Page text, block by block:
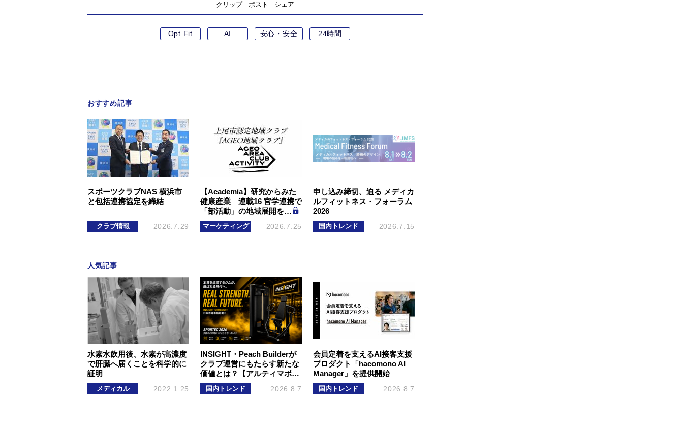
クリップ ポスト シェア
Opt Fit AI 安心・安全 24時間
おすすめ記事
スポーツクラブNAS 横浜市
と包括連携協定を締結
クラブ情報 2026.7.29
【Academia】研究からみた
健康産業 連載16 官学連携で
「部活動」の地域展開を…
マーケティング 2026.7.25
申し込み締切、迫る メディカ
ルフィットネス・フォーラム
2026
国内トレンド 2026.7.15
人気記事
水素水飲用後、水素が高濃度
で肝臓へ届くことを科学的に
証明
メディカル 2022.1.25
INSIGHT・Peach Builderが
クラブ運営にもたらす新たな
価値とは？【アルティマボ…
国内トレンド 2026.8.7
会員定着を支えるAI接客支援
プロダクト「hacomono AI
Manager」を提供開始
国内トレンド 2026.8.7